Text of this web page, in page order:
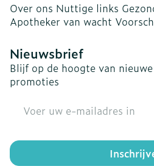
Over ons Nuttige links
Apotheker van wacht
Nieuwsbrief
Blijf op de hoogte van
promoties